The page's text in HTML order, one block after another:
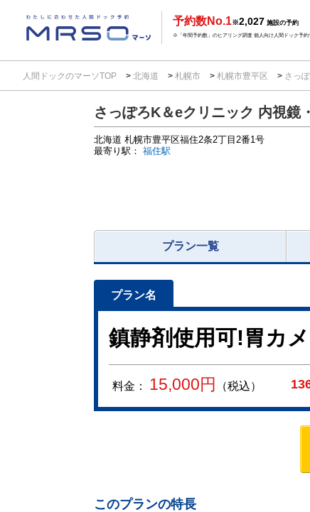
予約数No.1※2,027 施設の予約
※「年間予約数」のヒアリング調査 個人向け人間ドック予
人間ドックのマーソTOP 北海道 札幌市 札幌市豊平区 さっ
さっぽろK＆eクリニック 内視鏡
北海道 札幌市豊平区福住2条2丁目2番1号
最寄り駅： 福住駅
プラン一覧
鎮静剤使用可!胃カ
料金： 15,000円 （税込）
このプランの特長